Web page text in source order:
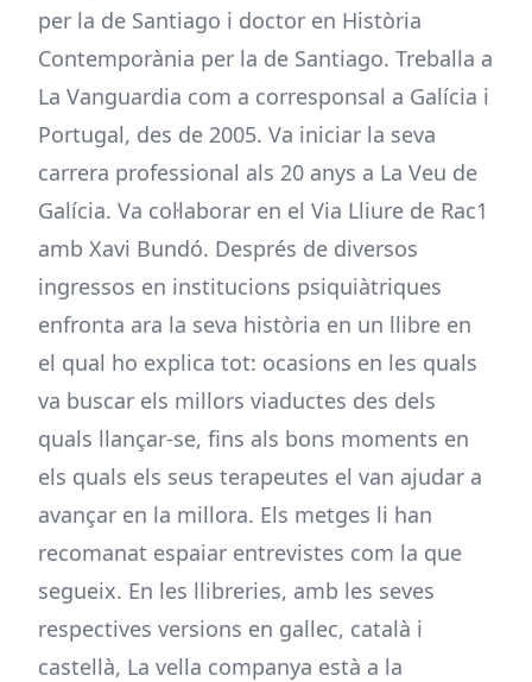
per la de Santiago i doctor en Història
Contemporània per la de Santiago. Treballa a
La Vanguardia com a corresponsal a Galícia i
Portugal, des de 2005. Va iniciar la seva
carrera professional als 20 anys a La Veu de
Galícia. Va col·laborar en el Via Lliure de Rac1
amb Xavi Bundó. Després de diversos
ingressos en institucions psiquiàtriques
enfronta ara la seva història en un llibre en
el qual ho explica tot: ocasions en les quals
va buscar els millors viaductes des dels
quals llançar-se, fins als bons moments en
els quals els seus terapeutes el van ajudar a
avançar en la millora. Els metges li han
recomanat espaiar entrevistes com la que
segueix. En les llibreries, amb les seves
respectives versions en gallec, català i
castellà, La vella companya està a la